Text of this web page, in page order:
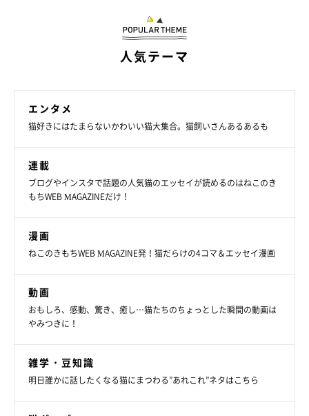
人気テーマ
エンタメ
猫好きにはたまらないかわいい猫大集合。猫飼いさんあるあるも
連載
ブログやインスタで話題の人気猫のエッセイが読めるのはねこのき
もちWEB MAGAZINEだけ！
漫画
ねこのきもちWEB MAGAZINE発！猫だらけの4コマ＆エッセイ漫画
動画
おもしろ、感動、驚き、癒し…猫たちのちょっとした瞬間の動画は
やみつきに！
雑学・豆知識
明日誰かに話したくなる猫にまつわる”あれこれ”ネタはこちら